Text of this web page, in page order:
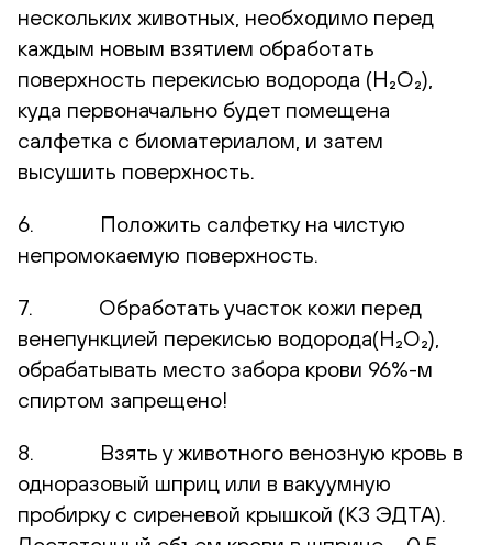
нескольких животных, необходимо перед
каждым новым взятием обработать
поверхность перекисью водорода (H₂O₂),
куда первоначально будет помещена
салфетка с биоматериалом, и затем
высушить поверхность.
6. Положить салфетку на чистую
непромокаемую поверхность.
7. Обработать участок кожи перед
венепункцией перекисью водорода(H₂O₂),
обрабатывать место забора крови 96%-м
спиртом запрещено!
8. Взять у животного венозную кровь в
одноразовый шприц или в вакуумную
пробирку с сиреневой крышкой (К3 ЭДТА).